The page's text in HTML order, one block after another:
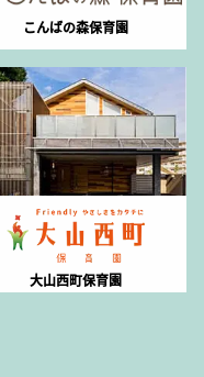
こんばの森保育園
大山西町保育園